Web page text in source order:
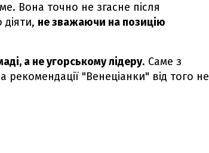
Вона точно не згасне після
не зважаючи на позицію
а не угорському лідеру. Саме з
"Венеціанки" від того не